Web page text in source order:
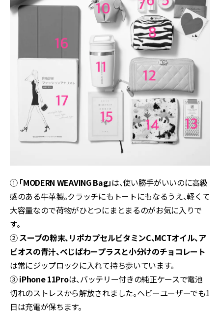
① 「MODERN WEAVING Bag」は、使い勝手がいいのに高級
感のある牛革製。クラッチにもトートにもなるうえ、軽くて
大容量なので荷物がひとつにまとまるのがお気に入りで
す。
②スープの粉末、リポカプセルビタミンC、MCTオイル、ア
ビオスの青汁、べじぱわープラスと小分けのチョコレート
は常にジップロックに入れて持ち歩いています。
③iPhone 11Proは、バッテリー付きの純正ケースで電池
切れのストレスから解放されました。ヘビーユーザーでも1
日は充電が保ちます。